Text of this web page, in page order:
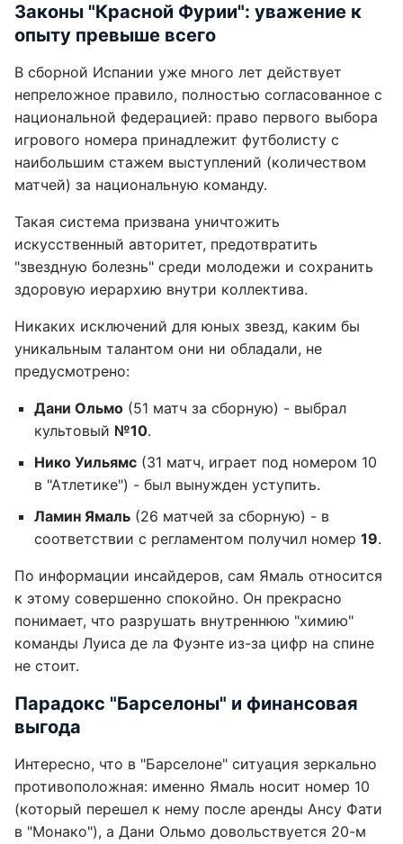
Законы "Красной Фурии": уважение к
опыту превыше всего
В сборной Испании уже много лет действует
непреложное правило, полностью согласованное с
национальной федерацией: право первого выбора
игрового номера принадлежит футболисту с
наибольшим стажем выступлений (количеством
матчей) за национальную команду.
Такая система призвана уничтожить
искусственный авторитет, предотвратить
"звездную болезнь" среди молодежи и сохранить
здоровую иерархию внутри коллектива.
Никаких исключений для юных звезд, каким бы
уникальным талантом они ни обладали, не
предусмотрено:
Дани Ольмо (51 матч за сборную) - выбрал
культовый №10.
Нико Уильямс (31 матч, играет под номером 10
в "Атлетике") - был вынужден уступить.
Ламин Ямаль (26 матчей за сборную) - в
соответствии с регламентом получил номер 19.
По информации инсайдеров, сам Ямаль относится
к этому совершенно спокойно. Он прекрасно
понимает, что разрушать внутреннюю "химию"
команды Луиса де ла Фуэнте из-за цифр на спине
не стоит.
Парадокс "Барселоны" и финансовая
выгода
Интересно, что в "Барселоне" ситуация зеркально
противоположная: именно Ямаль носит номер 10
(который перешел к нему после аренды Ансу Фати
в "Монако"), а Дани Ольмо довольствуется 20-м